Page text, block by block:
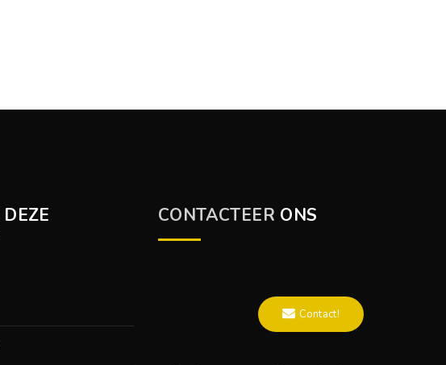
DEZE
CONTACTEER ONS
Contact!